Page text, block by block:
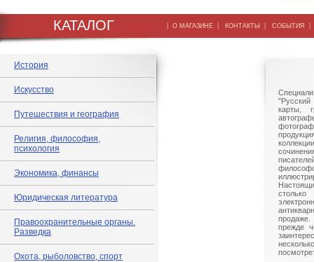
КАТАЛОГ | О МАГАЗИНЕ | КОНТАКТЫ | СОБЫТИЯ
История
Искусство
Путешествия и география
Религия, философия,
психология
Экономика, финансы
Юридическая литература
Правоохранительные органы.
Разведка
Охота, рыболовство, спорт
"Русский
карты,
столько
прежде